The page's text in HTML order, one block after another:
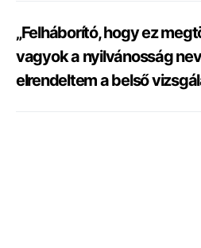
„Felháborító, hogy ez
vagyok a nyilvánosság
elrendeltem a belső